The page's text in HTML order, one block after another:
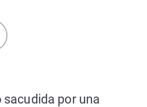
por una